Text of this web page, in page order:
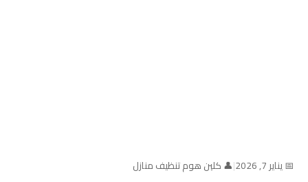
📅 يناير 7, 2026 |👤 كلين هوم تنظيف منازل